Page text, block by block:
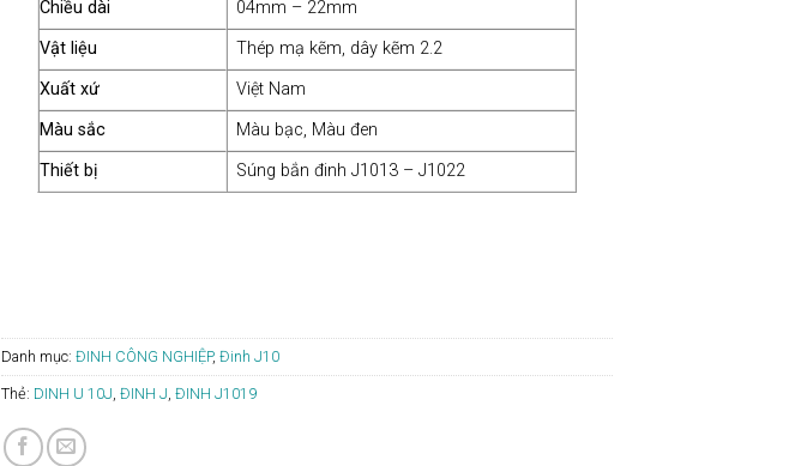
Chiều dài
04mm – 22mm
Vật liệu
Thép mạ kẽm, dây kẽm 2.2
Xuất xứ
Việt Nam
Màu sắc
Màu bạc, Màu đen
Thiết bị
Súng bắn đinh J1013 – J1022
Danh mục: ĐINH CÔNG NGHIỆP, Đinh J10
Thẻ: DINH U 10J ĐINH J ĐINH J1019